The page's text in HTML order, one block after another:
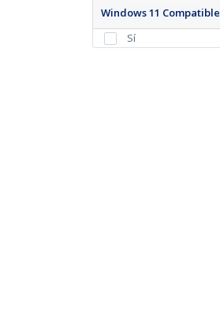
Windows 11 Compatible
Sí